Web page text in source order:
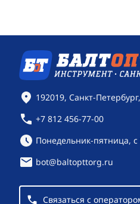
Контактная
192019, Санкт-
+7 812 456-77-00
Режим работы:
Понедельник-пятница, с
bot@baltopttorg.ru
Связаться с